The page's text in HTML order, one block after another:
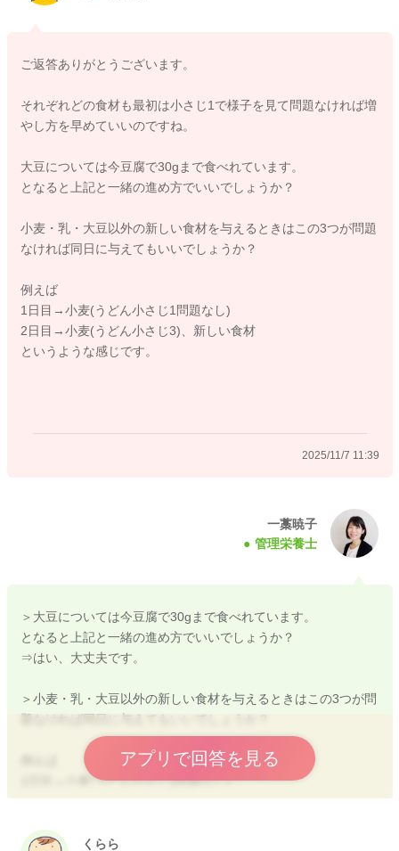
・乳製品の場合
⇒ヨーグルト小さじ3までOKなら、乳製品アレルギーの可能性
造の違いがあるため、これも初回は小さじ1程度からが安心で
す。
・豆乳について
もしまだ大豆（豆腐など）を試していなければ、まずは豆腐
（小さじ1〜3）から始めてください。
豆腐OK → 無調整豆乳（加熱）小さじ1からスタート、という順
番が安心です。
2025/11/7 11:07
ご返答ありがとうございます。
それぞれどの食材も最初は小さじ1で様子を見て問題なければ増
やし方を早めていいのですね。
大豆については今豆腐で30gまで食べれています。
となると上記と一緒の進め方でいいでしょうか？
小麦・乳・大豆以外の新しい食材を与えるときはこの3つが問題
なければ同日に与えてもいいでしょうか？
例えば
1日目→小麦(うどん小さじ1問題なし)
2日目→小麦(うどん小さじ3)、新しい食材
というような感じです。
2025/11/7 11:39
一藁暁子
管理栄養士
＞大豆については今豆腐で30gまで食べれています。
となると上記と一緒の進め方でいいでしょうか？
⇒はい、大丈夫です。
＞小麦・乳・大豆以外の新しい食材を与えるときはこの3つが問
題なければ同日に与えてもいいでしょうか？
1日目→小麦(うどん小さじ1問題なし)
2日目→小麦(うどん小さじ3)、新しい食材
アプリで回答を見る
くらら